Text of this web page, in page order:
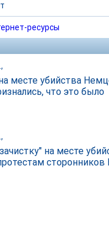
ресурсы
месте убийства
что это было
на месте
сторонников